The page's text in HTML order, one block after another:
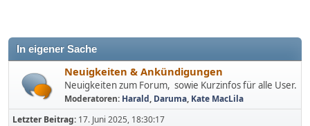
In eigener Sache
Neuigkeiten & Ankündigungen
Neuigkeiten zum Forum, sowie Kurzinfos für alle User.
Moderatoren: Harald, Daruma, Kate MacLila
Letzter Beitrag: 17. Juni 2025, 18:30:17